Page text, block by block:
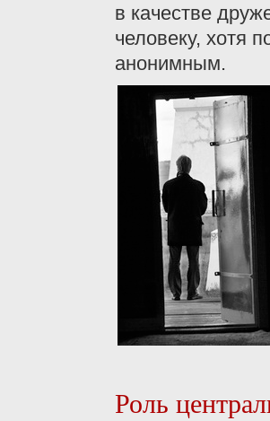
в качестве
человеку, хотя
анонимным.
Роль